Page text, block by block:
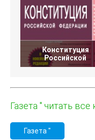
Конституция
Российской
Газета " читать
Газета "